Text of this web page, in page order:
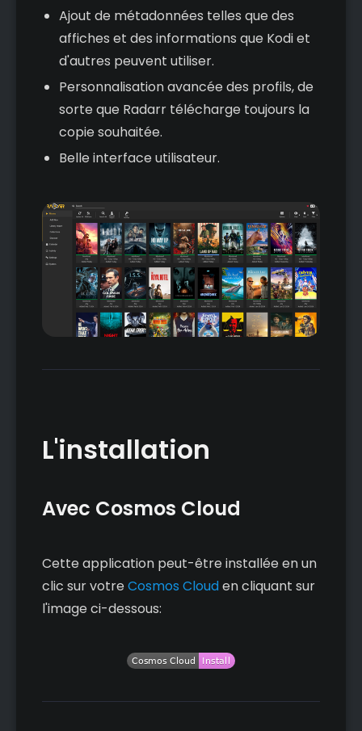
Ajout de métadonnées telles que des
affiches et des informations que Kodi et
d'autres peuvent utiliser.
Personnalisation avancée des profils, de
sorte que Radarr télécharge toujours la
copie souhaitée.
Belle interface utilisateur.
L'installation
Avec Cosmos Cloud
Cette application peut-être installée en un
clic sur votre Cosmos Clouden cliquant sur
l'image ci-dessous: